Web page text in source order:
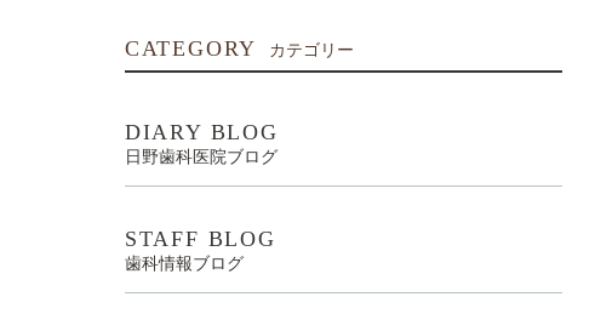
CATEGORY カテゴリー
DIARY BLOG
日野歯科医院ブログ
STAFF BLOG
歯科情報ブログ